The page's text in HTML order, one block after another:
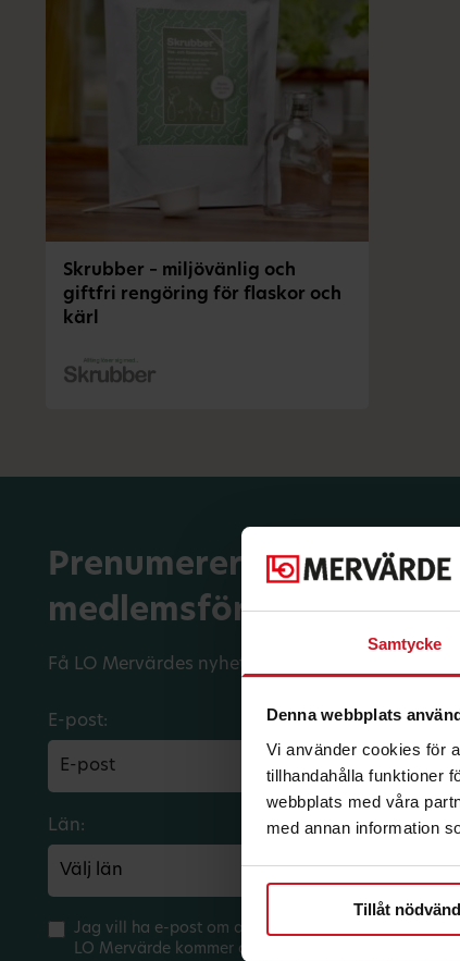
Samtycke
Denna webbplats
Vi använder cookies för
tillhandahålla funktioner
webbplats med våra
med annan information
Tillåt
Skrubber – miljövänlig och
giftfri rengöring för flaskor och
kärl
Prenumerera på dina
medlemsförmåner.
Få LO Mervärdes nyhetsbrev varje månad till din
E-post:
Län:
Jag vill ha e-post om aktuella erbjudanden och
LO Mervärde kommer att hantera mina